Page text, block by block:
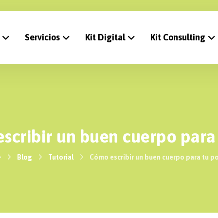
Servicios Kit Digital Kit Consulting
un buen cuerpo
Blog Tutorial Cómo escribir un buen cuerpo para tu